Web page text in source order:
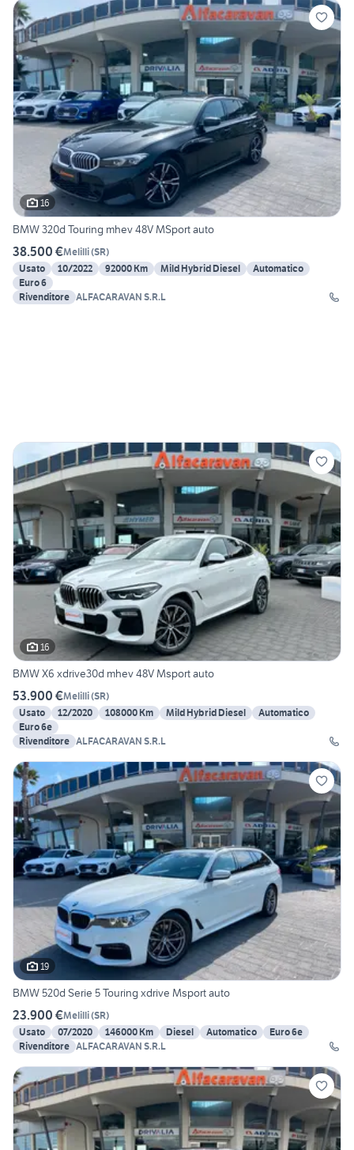
16
BMW 320d Touring mhev 48V MSport auto
38.500 €Melilli(SR)
Usato
10/2022 92000 Km Mild Hybrid Diesel
Automatico
Euro 6
Rivenditore ALFACARAVAN S.R.L
16
BMW X6 xdrive30d mhev 48V Msport auto
53.900 €Melilli(SR)
Usato
12/2020 108000 Km Mild Hybrid Diesel
Automatico
Euro 6e
Rivenditore ALFACARAVAN S.R.L
19
BMW 520d Serie 5 Touring xdrive Msport auto
23.900 €Melilli(SR)
Usato
07/2020 146000 Km Diesel Automatico
Euro 6e
Rivenditore ALFACARAVAN S.R.L